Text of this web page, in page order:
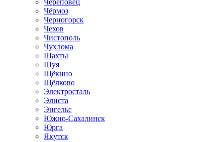
Череповец
Чёрмоз
Черногорск
Чехов
Чистополь
Чухлома
Шахты
Шуя
Щёкино
Щёлково
Электросталь
Элиста
Энгельс
Южно-Сахалинск
Юрга
Якутск